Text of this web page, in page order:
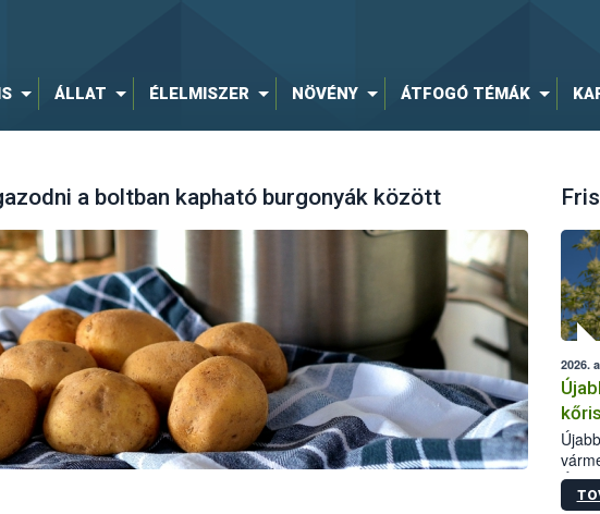
ÁLLAT ÉLELMISZER NÖVÉNY ÁTFOGÓ TÉMÁK
a boltban kapható burgonyák között
2026.